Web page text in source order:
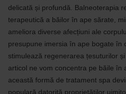
delicată și profundă. Balneoterapia
terapeutică a băilor în ape sărate,
ameliora diverse afecțiuni ale
presupune imersia în ape bogate în
stimulează regenerarea țesuturilor
articol ne vom concentra pe băile în
această formă de tratament spa
populară datorită proprietăților